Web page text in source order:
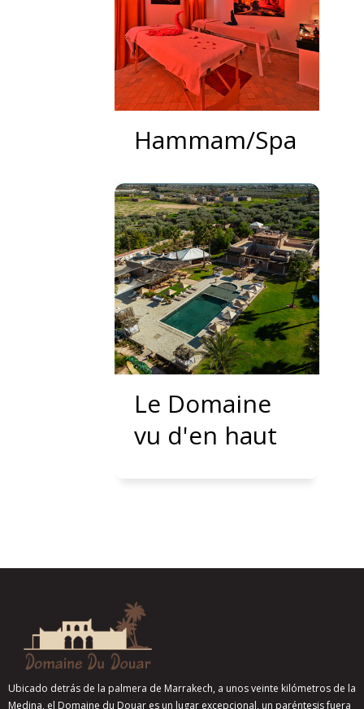
Hammam/Spa
Le Domaine
vu d'en haut
Ubicado detrás de la palmera de Marrakech, a unos veinte kilómetros de la
Medina, el Domaine du Douar es un lugar excepcional, un paréntesis fuera